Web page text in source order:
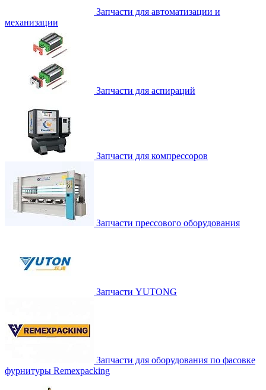
Запчасти для автоматизации и
механизации
Запчасти для аспираций
Запчасти для компрессоров
Запчасти прессового оборудования
Запчасти YUTONG
Запчасти для оборудования по фасовке
фурнитуры Remexpacking